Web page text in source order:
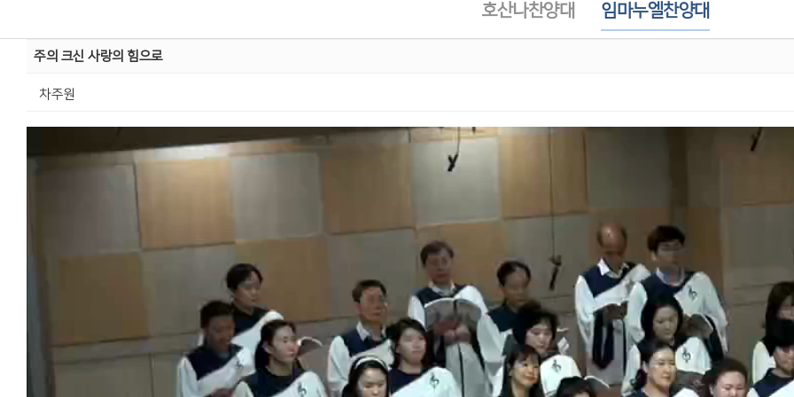
호산나찬양대 임마누엘찬양대
주의 크신 사랑의 힘으로
차주원